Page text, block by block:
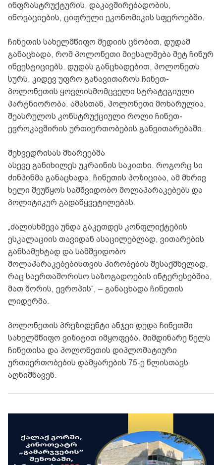
ინფრასტრუქტურის, დაკავშირებადობის,
ინოვაციების, ციფრული ეკონომიკის სფეროებში.
ჩინეთის სახელმწიფო მედიის ცნობით, დუდამ
განაცხადა, რომ პოლონეთი მიესალმება მეტ ჩინურ
ინვესტიციებს. დუდას განცხადებით, პოლონეთს
სურს, კიდევ უფრო განავითაროს ჩინეთ-
პოლონეთის ყოვლისმომცველი სტრატეგიული
პარტნიორობა. ამასთან, პოლონეთი მოხარულია,
შეასრულოს კონსტრუქციული როლი ჩინეთ-
ევროკავშირის ურთიერთობების განვითარებაში.
შეხვედრისას მხარეებმა
ასევე განიხილეს უკრაინის საკითხი. როგორც სი
ძინპინმა განაცხადა, ჩინეთის პოზიციაა, ამ მხრივ
ხელი შეუწყოს სამშვიდობო მოლაპარაკებებს და
პოლიტიკურ გადაწყვეტილებას.
„ძალისხმევა უნდა გაკეთდეს კონფლიქტების
ესკალაციის თავიდან ასაცილებლად, ვითარების
განსამუხტად და სამშვიდობო
მოლაპარაკებებისთვის პირობების შესაქმნელად,
რაც საერთაშორისო საზოგადოების ინტერესებშია,
მათ შორის, ევროპის“, – განაცხადა ჩინეთის
ლიდერმა.
პოლონეთის პრეზიდენტი ანჯეი დუდა ჩინეთში
სახელმწიფო ვიზიტით იმყოფება. მიმდინარე წელს
ჩინეთისა და პოლონეთის დიპლომატიური
ურთიერთობების დამყარების 75-ე წლისთავს
აღნიშნავენ.